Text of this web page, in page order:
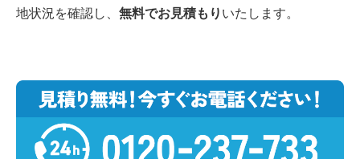
地状況を確認し、 無料でお見積もり いたします。